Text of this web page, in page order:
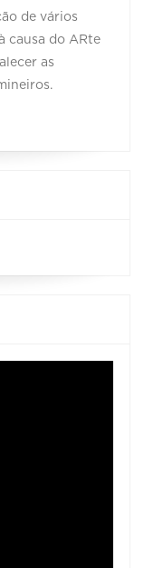
de vários
causa do ARte
as